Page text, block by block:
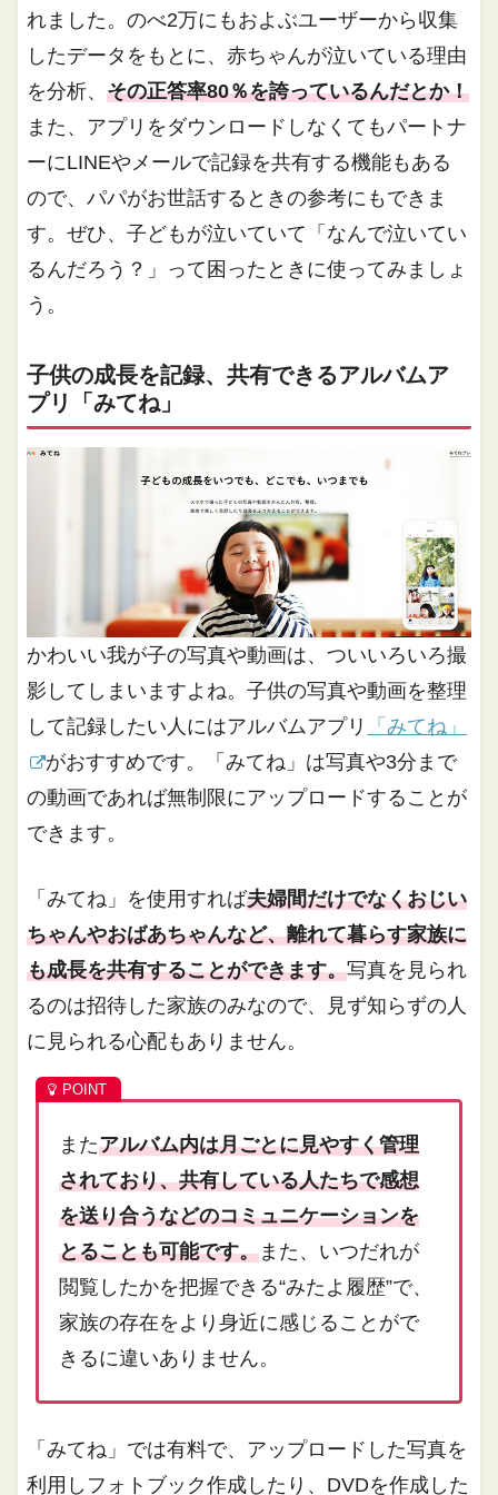
れました。のべ2万にもおよぶユーザーから収集
したデータをもとに、赤ちゃんが泣いている理由
を分析、その正答率80％を誇っているんだとか！
また、アプリをダウンロードしなくてもパートナ
ーにLINEやメールで記録を共有する機能もある
ので、パパがお世話するときの参考にもできま
す。ぜひ、子どもが泣いていて「なんで泣いてい
るんだろう？」って困ったときに使ってみましょ
う。
子供の成長を記録、共有できるアルバムア
プリ「みてね」
かわいい我が子の写真や動画は、ついいろいろ撮
影してしまいますよね。子供の写真や動画を整理
して記録したい人にはアルバムアプリ
「みてね」
がおすすめです。「みてね」は写真や3分まで
の動画であれば無制限にアップロードすることが
できます。
「みてね」を使用すれば夫婦間だけでなくおじい
ちゃんやおばあちゃんなど、離れて暮らす家族に
も成長を共有することができます。写真を見られ
るのは招待した家族のみなので、見ず知らずの人
に見られる心配もありません。
またアルバム内は月ごとに見やすく管理
されており、共有している人たちで感想
を送り合うなどのコミュニケーションを
とることも可能です。 また、いつだれが
閲覧したかを把握できる“みたよ履歴”で、
家族の存在をより身近に感じることがで
きるに違いありません。
「みてね」では有料で、アップロードした写真を
利用しフォトブック作成したり、DVDを作成した